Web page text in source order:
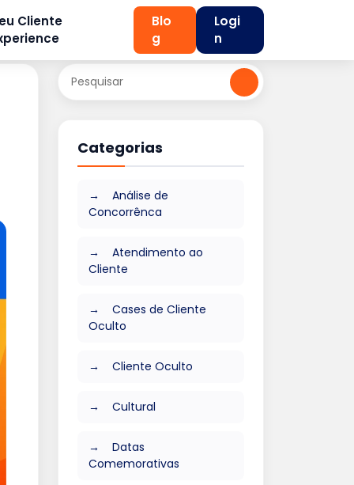
Cliente
Blo
g
Logi
n
Categorias
Análise de
Concorrênca
Atendimento ao
Cliente
Cases de Cliente
Oculto
Cliente Oculto
Cultural
Datas
Comemorativas